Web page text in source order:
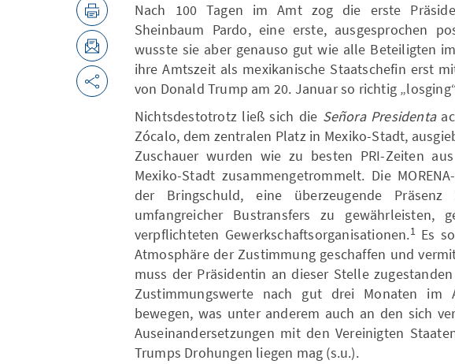
Nach 100 Tagen im Amt zog die erste
Sheinbaum Pardo, eine erste, ausgesprochen
wusste sie aber genauso gut wie alle Beteiligten
ihre Amtszeit als mexikanische Staatschefin erst
von Donald Trump am 20. Januar so richtig
Nichtsdestotrotz ließ sich die Señora Presidenta
Zócalo, dem zentralen Platz in Mexiko-Stadt,
Zuschauer wurden wie zu besten PRI-Zeiten
Mexiko-Stadt zusammengetrommelt. Die
der Bringschuld, eine überzeugende Präsenz
umfangreicher Bustransfers zu gewährleisten,
verpflichteten Gewerkschaftsorganisationen.1Es
Atmosphäre der Zustimmung geschaffen und
muss der Präsidentin an dieser Stelle
Zustimmungswerte nach gut drei Monaten im
bewegen, was unter anderem auch an den sich
Auseinandersetzungen mit den Vereinigten
Trumps Drohungen liegen mag (s.u.).